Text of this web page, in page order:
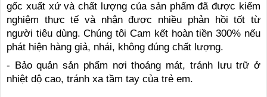
gốc xuất xứ và chất lượng của sản phẩm đã được kiểm
nghiệm thực tế và nhận được nhiều phản hồi tốt từ
người tiêu dùng. Chúng tôi Cam kết hoàn tiền 300% nếu
phát hiện hàng giả, nhái, không đúng chất lượng.
- Bảo quản sản phẩm nơi thoáng mát, tránh lưu trữ ở
nhiệt dộ cao, tránh xa tầm tay của trẻ em.